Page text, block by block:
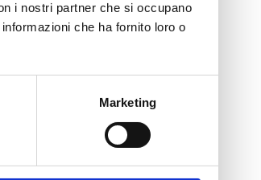
i nostri partner che si occupano
che ha fornito loro o
Marketing